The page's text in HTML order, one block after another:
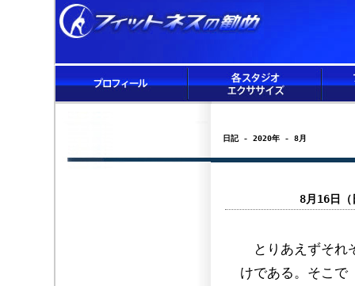
日記 - 2020年 - 8月
8月16日
とりあえずそれ
けである。そこ